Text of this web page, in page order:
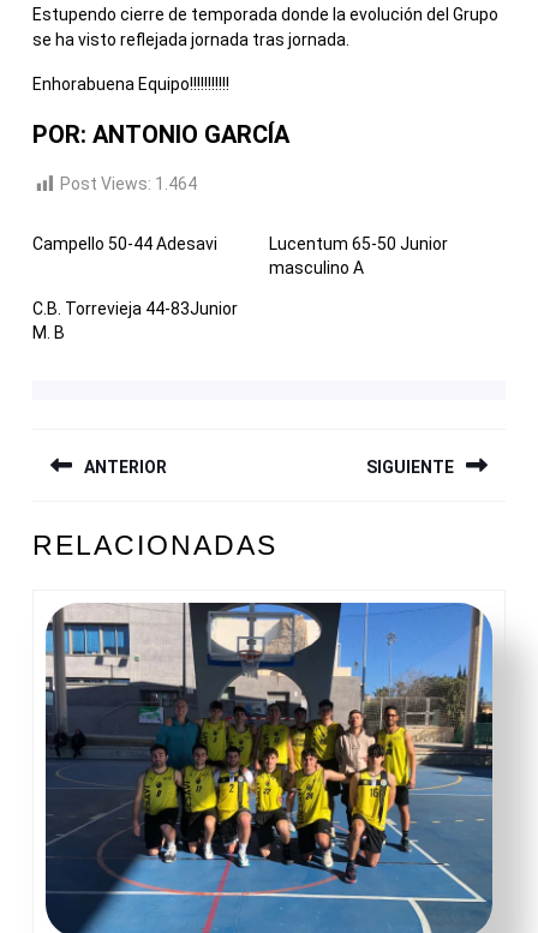
Estupendo cierre de temporada donde la evolución del Grupo
se ha visto reflejada jornada tras jornada.
Enhorabuena Equipo!!!!!!!!!!!
POR: ANTONIO GARCÍA
Post Views: 1.464
Campello 50-44 Adesavi
Lucentum 65-50 Junior
masculino A
C.B. Torrevieja 44-83Junior
M. B
DE
ANTERIOR
anterior:
SIGUIENTE
entrada:
RELACIONADAS